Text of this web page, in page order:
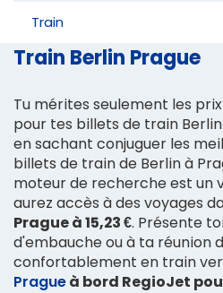
Train
Train Berlin Prague
Tu mérites seulement les
pour tes billets de train
en sachant conjuguer les
billets de train de Berlin à
moteur de recherche est un
aurez accès à des voyages
Prague à 15,23 €. Présente
d'embauche ou à ta réunion
confortablement en train
Pragueà bord RegioJet